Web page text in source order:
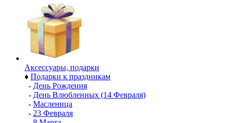
Аксессуары, подарки
♦ Подарки к праздникам
- День Рождения
- День Влюбленных (14 Февраля)
- Масленица
- 23 Февраля